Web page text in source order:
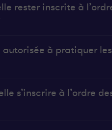
rester inscrite à
à pratiquer
s’inscrire à l’ordre